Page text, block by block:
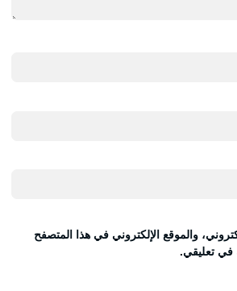
والموقع الإلكتروني في هذا المتصفح
في تعليقي.